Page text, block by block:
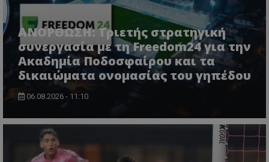
ΑΝΟΡΘΩΣΗ: Τριετής στρατηγική
συνεργασία με τη Freedom24 για την
Ακαδημία Ποδοσφαίρου και τα
δικαιώματα ονομασίας του γηπέδου
06.08.2026 - 11:10